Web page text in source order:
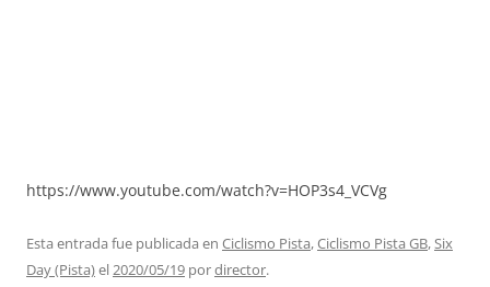
https://www.youtube.com/watch?v=HOP3s4_VCVg
Esta entrada fue publicada en Ciclismo Pista,Ciclismo Pista GB,Six
Day (Pista)el2020/05/19 pordirector.